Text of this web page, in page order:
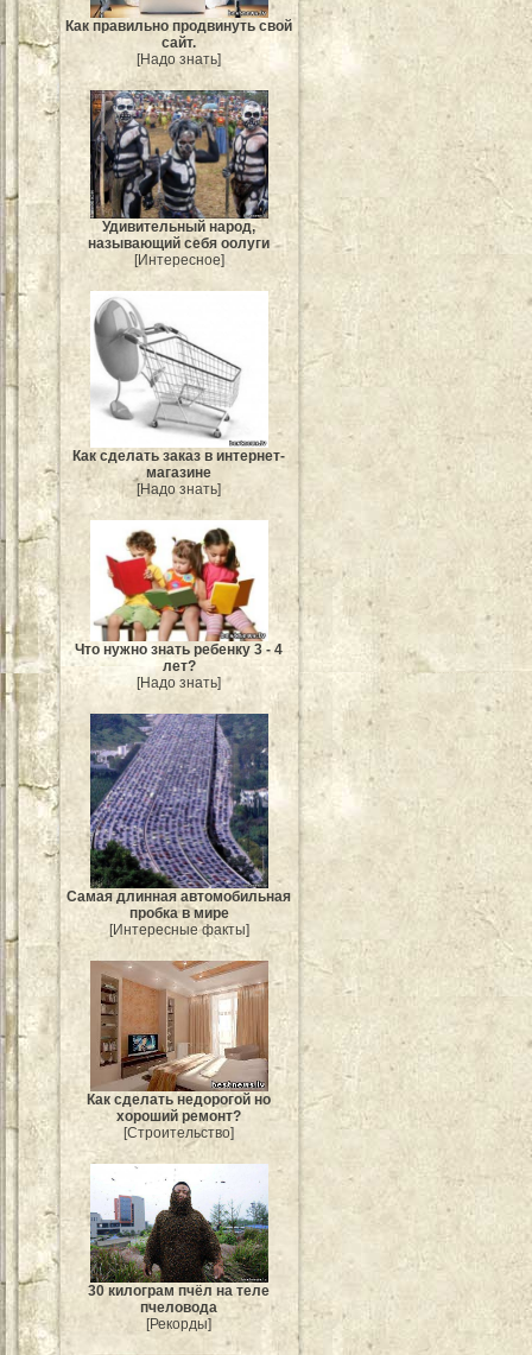
Как правильно продвинуть свой
сайт.
[Надо знать]
Удивительный народ,
называющий себя оолуги
[Интересное]
Как сделать заказ в интернет-
магазине
[Надо знать]
Что нужно знать ребенку 3 - 4
лет?
[Надо знать]
Самая длинная автомобильная
пробка в мире
[Интересные факты]
Как сделать недорогой но
хороший ремонт?
[Строительство]
30 килограм пчёл на теле
пчеловода
[Рекорды]